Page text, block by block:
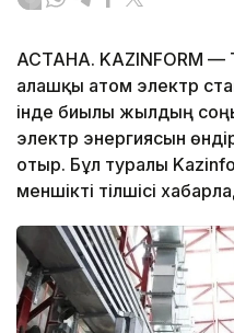
АСТАНА. KAZINFORM —
алғашқы атом электр
інде биылғы жылдың
электр энергиясын
отыр. Бұл туралы
меншікті тілшісі